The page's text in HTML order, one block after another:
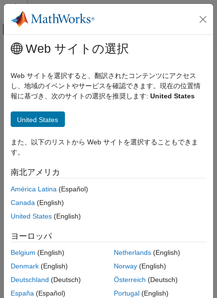
コンテンツへスキップ
オフキャンバス ナビゲーション メ
ドキュメンテーションのホーム
検証、妥当性確認、テスト
Requirements Toolbox
ON THIS PAGE
Syntax
Input Arguments
Output Arguments
Examples
Version History
メインコンテンツ
getLinksWithChangedDestination
Class:slreq.LinkSet
Namespace:slreq
Get links with destination item changes
Since R2022b
Syntax
Description
= getLinksWithChangedDestination(
returns the links in the link set specified by
destination item changes. For more information on link sources
example
Input Arguments
expand all
Web サイトの選択
Web サイトを選択すると、翻訳されたコンテンツにアクセス
し、地域のイベントやサービスを確認できます。現在の位置情
報に基づき、次のサイトの選択を推奨します: United States
United States
また、以下のリストから Web サイトを選択することもできま
す。
南北アメリカ
América Latina (Español)
Canada (English)
United States (English)
ヨーロッパ
Belgium (English)
Denmark (English)
Deutschland (Deutsch)
España (Español)
Netherlands(English)
Norway(English)
Österreich (Deutsch)
Portugal(English)